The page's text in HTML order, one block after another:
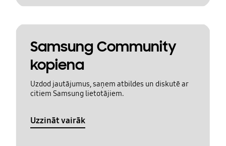
Samsung Community
kopiena
Uzdod jautājumus, saņem atbildes un diskutē ar
citiem Samsung lietotājiem.
Uzzināt vairāk